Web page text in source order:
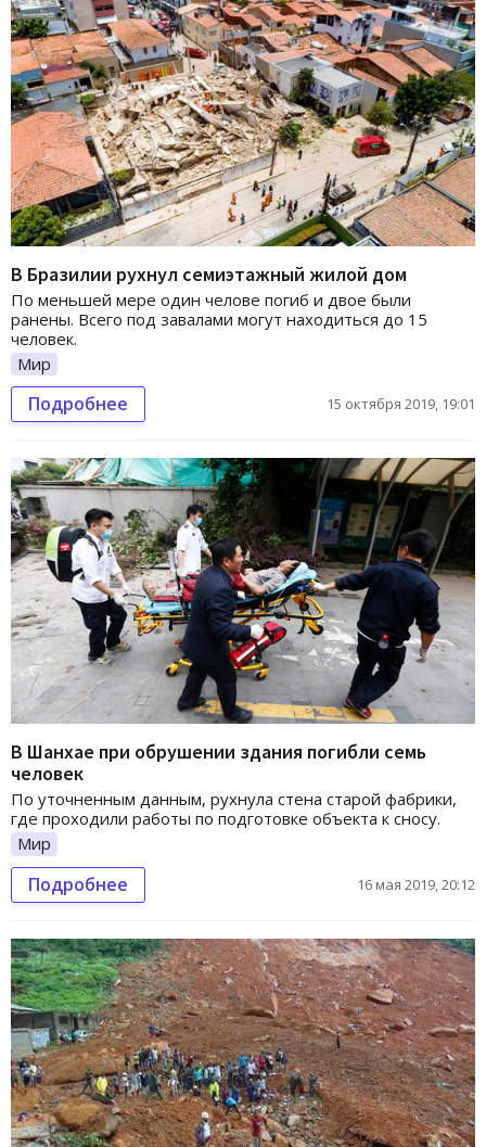
В Бразилии рухнул семиэтажный жилой дом
По меньшей мере один челове погиб и двое были
ранены. Всего под завалами могут находиться до 15
человек.
Мир
Подробнее 15 октября 2019, 19:01
В Шанхае при обрушении здания погибли семь
человек
По уточненным данным, рухнула стена старой фабрики,
где проходили работы по подготовке объекта к сносу.
Мир
Подробнее 16 мая 2019, 20:12